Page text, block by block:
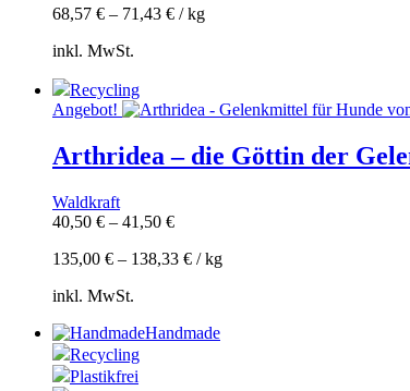
68,57 € – 71,43 € /kg
inkl. MwSt.
Recycling
Angebot!
Arthridea – die Göttin der
Waldkraft
40,50 € – 41,50 €
135,00 € – 138,33 € /kg
inkl. MwSt.
Handmade
Recycling
Plastikfrei